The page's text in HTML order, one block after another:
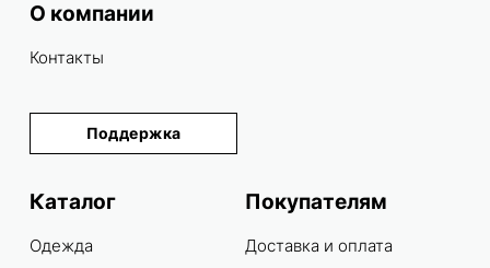
О компании
Контакты
Поддержка
Каталог
Одежда
Покупателям
Доставка и оплата